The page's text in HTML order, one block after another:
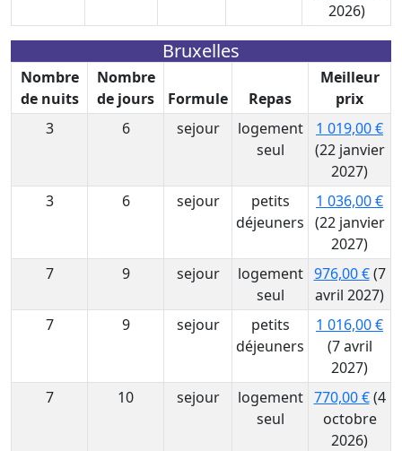
2026)
Bruxelles
Nombre
de nuits
Nombre
de jours
Formule Repas
Meilleur
prix
3
6 sejour
logement
seul
1 019,00 €
(22 janvier
2027)
3
6 sejour
petits
déjeuners
1 036,00 €
(22 janvier
2027)
7
9 sejour
logement
seul
976,00 €(7
avril 2027)
7
9 sejour
petits
déjeuners
1 016,00 €
(7 avril
2027)
7
10 sejour
logement
seul
770,00 €(4
octobre
2026)